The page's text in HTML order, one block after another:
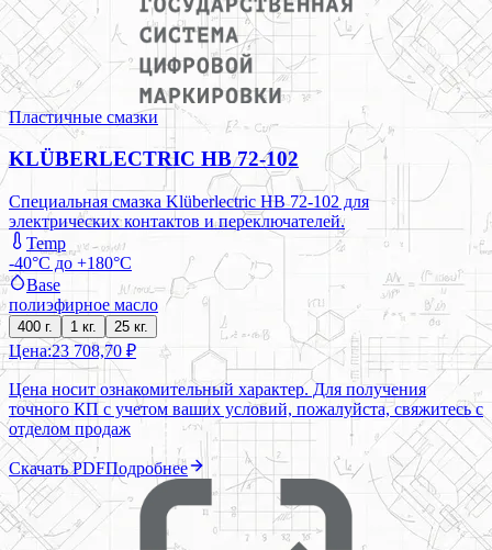
Пластичные смазки
KLÜBERLECTRIC HB 72-102
Специальная смазка Klüberlectric HB 72-102 для
электрических контактов и переключателей.
Temp
-40°C до +180°C
Base
полиэфирное масло
400 г. 1 кг. 25 кг.
Цена:23 708,70 ₽
Цена носит ознакомительный характер. Для получения
точного КП с учетом ваших условий, пожалуйста, свяжитесь с
отделом продаж
Скачать PDFПодробнее